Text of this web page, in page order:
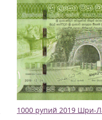
1000 рупий 2019 Шри-